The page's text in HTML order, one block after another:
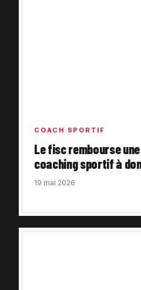
COACH SPORTIF
Le fisc rembourse
coaching sportif à
19 mai 2026